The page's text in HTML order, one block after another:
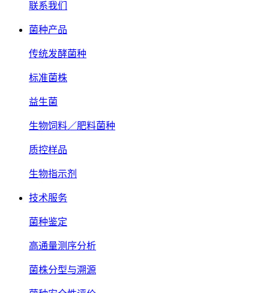
联系我们
菌种产品
传统发酵菌种
标准菌株
益生菌
生物饲料／肥料菌种
质控样品
生物指示剂
技术服务
菌种鉴定
高通量测序分析
菌株分型与溯源